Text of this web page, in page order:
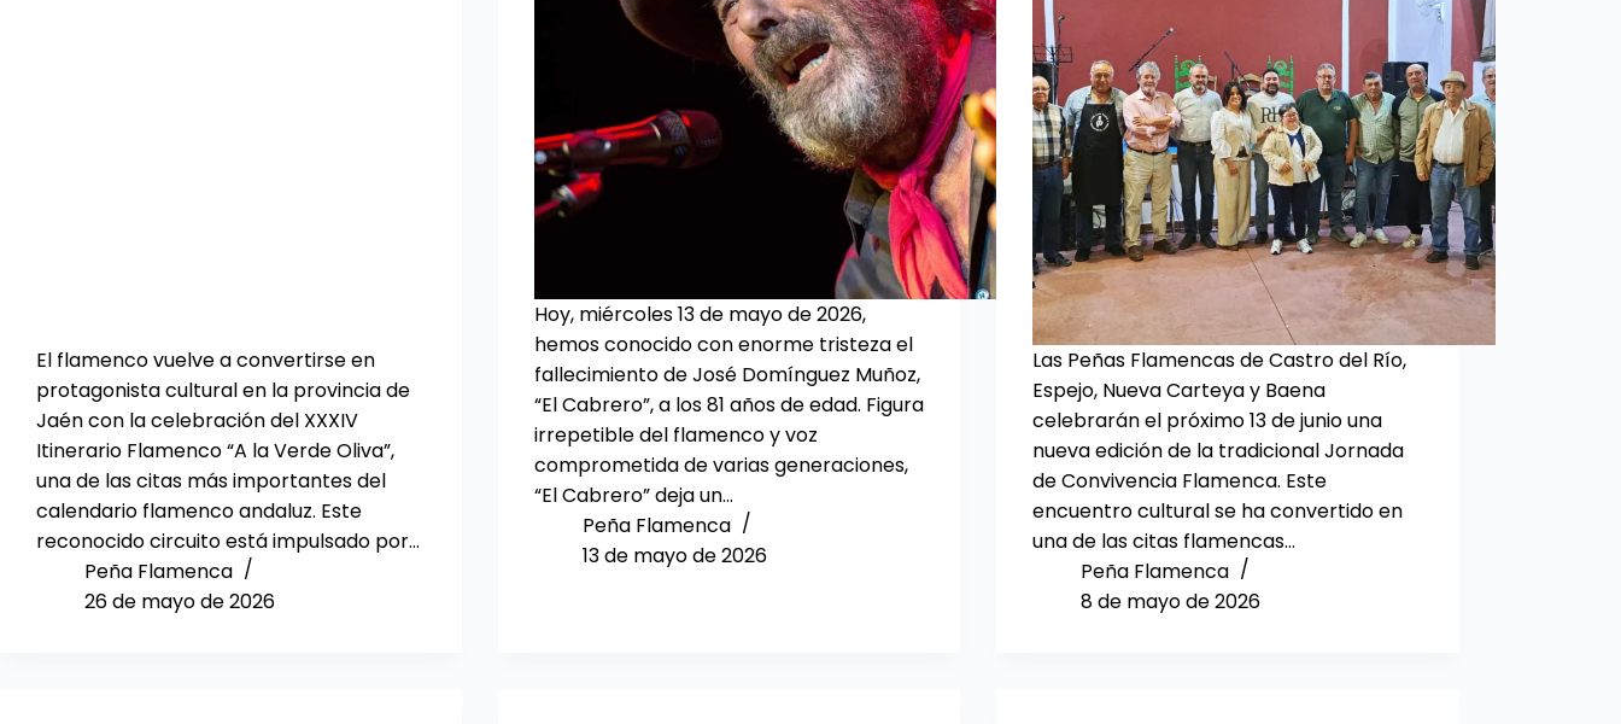
El flamenco vuelve a convertirse en
protagonista cultural en la provincia de
Jaén con la celebración del XXXIV
Itinerario Flamenco “A la Verde Oliva”,
una de las citas más importantes del
calendario flamenco andaluz. Este
reconocido circuito está impulsado por…
Peña Flamenca
26 de mayo de 2026
Hoy, miércoles 13 de mayo de 2026,
hemos conocido con enorme tristeza el
fallecimiento de José Domínguez Muñoz,
“El Cabrero”, a los 81 años de edad. Figura
irrepetible del flamenco y voz
comprometida de varias generaciones,
“El Cabrero” deja un…
Peña Flamenca
13 de mayo de 2026
Las Peñas Flamencas de Castro del Río,
Espejo, Nueva Carteya y Baena
celebrarán el próximo 13 de junio una
nueva edición de la tradicional Jornada
de Convivencia Flamenca. Este
encuentro cultural se ha convertido en
una de las citas flamencas…
Peña Flamenca
8 de mayo de 2026